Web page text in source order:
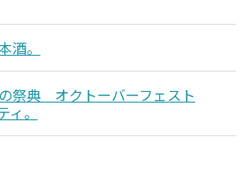
酒。
祭典 オクトーバーフェスト
。